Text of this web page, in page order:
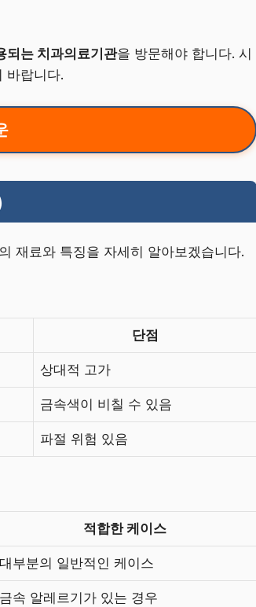
되는 치과의료기관을 방문해야 합니다. 시
바랍니다.
재료와 특징을 자세히 알아보겠습니다.
단점
상대적 고가
금속색이 비칠 수 있음
파절 위험 있음
적합한 케이스
대부분의 일반적인 케이스
금속 알레르기가 있는 경우